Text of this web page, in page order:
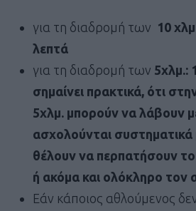
για τη διαδρομή των 10
λεπτά
για τη διαδρομή των 5χλμ.:
σημαίνει πρακτικά, ότι
5χλμ. μπορούν να λάβουν
ασχολούνται συστηματικά
θέλουν να περπατήσουν
ή ακόμα και ολόκληρο τον
Εάν κάποιος αθλούμενος